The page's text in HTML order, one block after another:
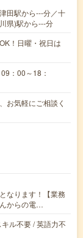
田駅から---分／十
県)駅から---分
！日曜・祝日は
：00～18：
お気軽にご相談く
なります！【業務
からの電…
ル不要 / 英語力不